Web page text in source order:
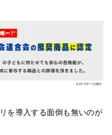
を導入する面倒も無いのが